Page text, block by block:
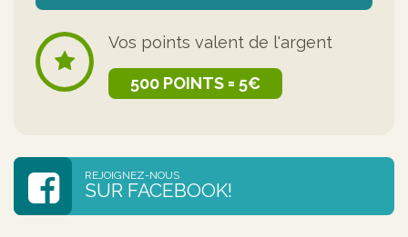
Vos points valent de l'argent
500 POINTS = 5€
REJOIGNEZ-NOUS
SUR FACEBOOK!